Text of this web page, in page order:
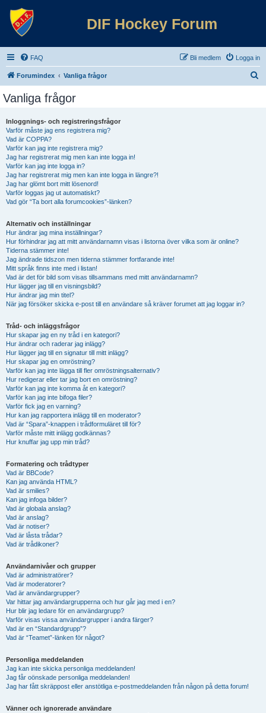
DIF Hockey Forum
FAQ Logga in
Bli medlem
Forumindex Vanliga frågor
Vanliga frågor
Inloggnings- och registreringsfrågor
Varför måste jag ens registrera mig?
Vad är COPPA?
Varför kan jag inte registrera mig?
Jag har registrerat mig men kan inte logga in!
Varför kan jag inte logga in?
Jag har registrerat mig men kan inte logga in längre?!
Jag har glömt bort mitt lösenord!
Varför loggas jag ut automatiskt?
Vad gör “Ta bort alla forumcookies”-länken?
Alternativ och inställningar
Hur ändrar jag mina inställningar?
Hur förhindrar jag att mitt användarnamn visas i listorna över vilka som är online?
Tiderna stämmer inte!
Jag ändrade tidszon men tiderna stämmer fortfarande inte!
Mitt språk finns inte med i listan!
Vad är det för bild som visas tillsammans med mitt användarnamn?
Hur lägger jag till en visningsbild?
Hur ändrar jag min titel?
När jag försöker skicka e-post till en användare så kräver forumet att jag loggar in?
Tråd- och inläggsfrågor
Hur skapar jag en ny tråd i en kategori?
Hur ändrar och raderar jag inlägg?
Hur lägger jag till en signatur till mitt inlägg?
Hur skapar jag en omröstning?
Varför kan jag inte lägga till fler omröstningsalternativ?
Hur redigerar eller tar jag bort en omröstning?
Varför kan jag inte komma åt en kategori?
Varför kan jag inte bifoga filer?
Varför fick jag en varning?
Hur kan jag rapportera inlägg till en moderator?
Vad är “Spara”-knappen i trådformuläret till för?
Varför måste mitt inlägg godkännas?
Hur knuffar jag upp min tråd?
Formatering och trådtyper
Vad är BBCode?
Kan jag använda HTML?
Vad är smilies?
Kan jag infoga bilder?
Vad är globala anslag?
Vad är anslag?
Vad är notiser?
Vad är låsta trådar?
Vad är trådikoner?
Användarnivåer och grupper
Vad är administratörer?
Vad är moderatorer?
Vad är användargrupper?
Var hittar jag användargrupperna och hur går jag med i en?
Hur blir jag ledare för en användargrupp?
Varför visas vissa användargrupper i andra färger?
Vad är en “Standardgrupp”?
Vad är “Teamet”-länken för något?
Personliga meddelanden
Jag kan inte skicka personliga meddelanden!
Jag får oönskade personliga meddelanden!
Jag har fått skräppost eller anstötliga e-postmeddelanden från någon på detta forum!
Vänner och ignorerade användare